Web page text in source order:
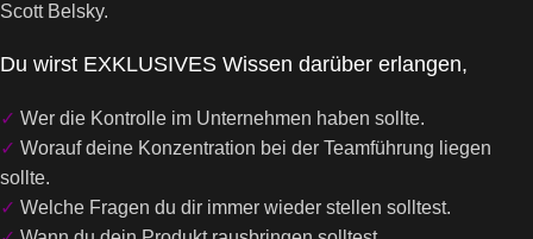
Scott Belsky.
Du wirst EXKLUSIVES Wissen darüber erlangen,
✓ Wer die Kontrolle im Unternehmen haben sollte.
✓ Worauf deine Konzentration bei der Teamführung liegen
sollte.
✓ Welche Fragen du dir immer wieder stellen solltest.